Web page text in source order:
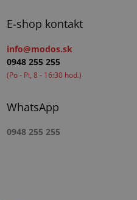
E-shop kontakt
info@modos.sk
0948 255 255
(Po - Pi, 8 - 16:30 hod.)
WhatsApp
0948 255 255